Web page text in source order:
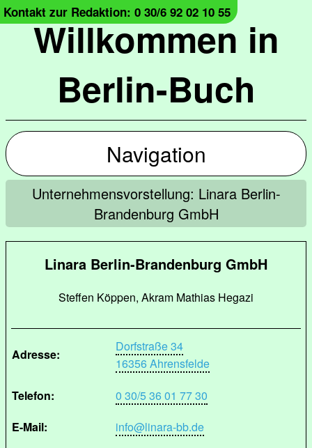
Willkommen in
Berlin-Buch
Kontakt zur Redaktion: 0 30/6 92 02 10 55
Navigation
Unternehmensvorstellung: Linara Berlin-
Brandenburg GmbH
Linara Berlin-Brandenburg GmbH
Steffen Köppen, Akram Mathias Hegazi
Adresse:
Dorfstraße 34
16356 Ahrensfelde
Telefon:
0 30/5 36 01 77 30
E-Mail:
info@linara-bb.de